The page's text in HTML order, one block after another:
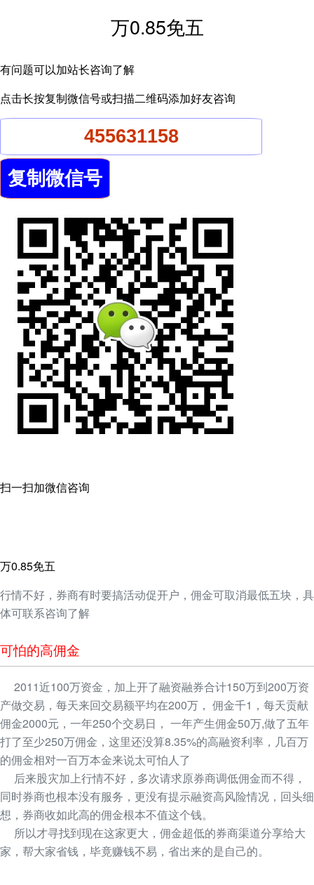
万0.85免五
有问题可以加站长咨询了解
点击长按复制微信号或扫描二维码添加好友咨询
扫一扫加微信咨询
万0.85免五
行情不好，券商有时要搞活动促开户，佣金可取消最低五块，具
体可联系咨询了解
可怕的高佣金
2011近100万资金，加上开了融资融券合计150万到200万资
产做交易，每天来回交易额平均在200万， 佣金千1，每天贡献
佣金2000元，一年250个交易日， 一年产生佣金50万,做了五年
打了至少250万佣金，这里还没算8.35%的高融资利率，几百万
的佣金相对一百万本金来说太可怕人了
后来股灾加上行情不好，多次请求原券商调低佣金而不得，
同时券商也根本没有服务，更没有提示融资高风险情况，回头细
想，券商收如此高的佣金根本不值这个钱。
所以才寻找到现在这家更大，佣金超低的券商渠道分享给大
家，帮大家省钱，毕竟赚钱不易，省出来的是自己的。